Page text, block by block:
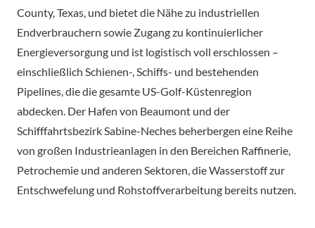
County, Texas, und bietet die Nähe zu industriellen
Endverbrauchern sowie Zugang zu kontinuierlicher
Energieversorgung und ist logistisch voll erschlossen –
einschließlich Schienen-, Schiffs- und bestehenden
Pipelines, die die gesamte US-Golf-Küstenregion
abdecken. Der Hafen von Beaumont und der
Schifffahrtsbezirk Sabine-Neches beherbergen eine Reihe
von großen Industrieanlagen in den Bereichen Raffinerie,
Petrochemie und anderen Sektoren, die Wasserstoff zur
Entschwefelung und Rohstoffverarbeitung bereits nutzen.